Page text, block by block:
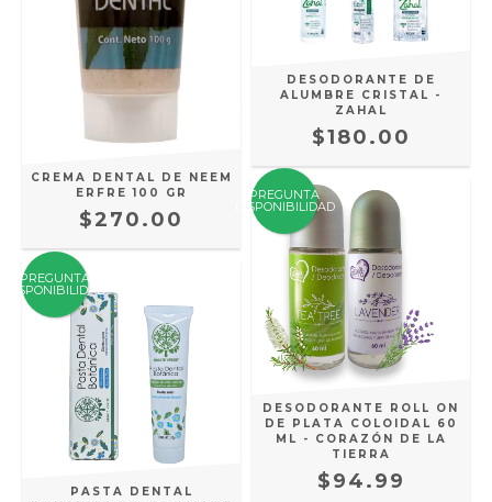
CREMA DENTAL DE NEEM
ERFRE 100 GR
$270.00
DESODORANTE DE
ALUMBRE CRISTAL -
ZAHAL
$180.00
PREGUNTA
DISPONIBILIDAD
PASTA DENTAL
PREGUNTA
DISPONIBILIDAD
DESODORANTE ROLL ON
DE PLATA COLOIDAL 60
ML - CORAZÓN DE LA
TIERRA
$94.99